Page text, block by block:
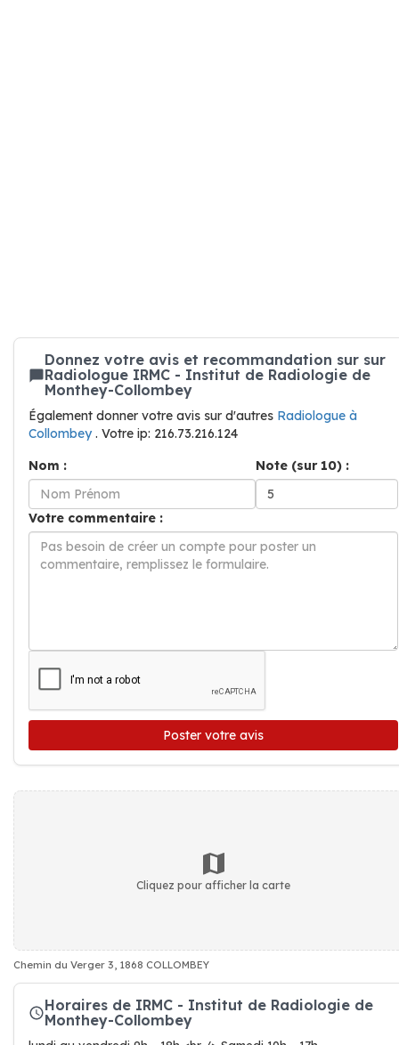
Donnez votre avis et recommandation sur sur
Radiologue IRMC - Institut de Radiologie de
Monthey-Collombey
Également donner votre avis sur d'autres Radiologue à
Collombey. Votre ip: 216.73.216.124
Nom :
Note (sur 10) :
Votre commentaire :
Poster votre avis
Cliquez pour afficher la carte
Chemin du Verger 3, 1868 COLLOMBEY
Horaires de IRMC - Institut de Radiologie de
Monthey-Collombey